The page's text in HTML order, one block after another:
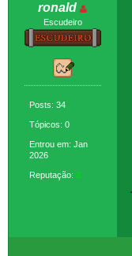
ronald
Escudeiro
Posts: 34
Tópicos: 0
Entrou em: Jan
2026
Reputação: 2